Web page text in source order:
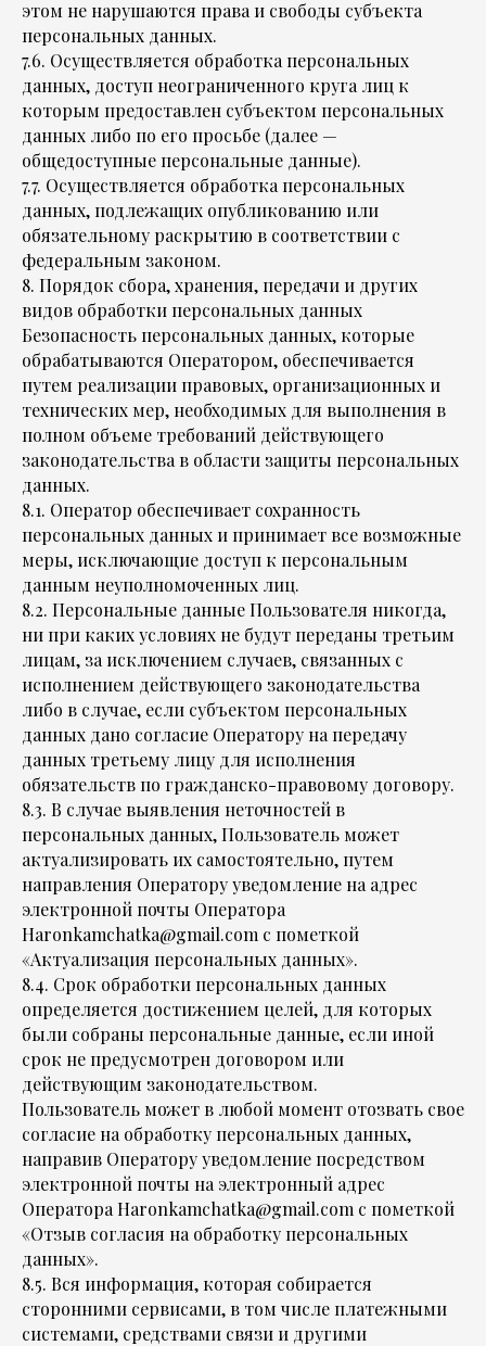
этом не нарушаются права и свободы субъекта
персональных данных.
7.6. Осуществляется обработка персональных
данных, доступ неограниченного круга лиц к
которым предоставлен субъектом персональных
данных либо по его просьбе (далее —
общедоступные персональные данные).
7.7. Осуществляется обработка персональных
данных, подлежащих опубликованию или
обязательному раскрытию в соответствии с
федеральным законом.
8. Порядок сбора, хранения, передачи и других
видов обработки персональных данных
Безопасность персональных данных, которые
обрабатываются Оператором, обеспечивается
путем реализации правовых, организационных и
технических мер, необходимых для выполнения в
полном объеме требований действующего
законодательства в области защиты персональных
данных.
8.1. Оператор обеспечивает сохранность
персональных данных и принимает все возможные
меры, исключающие доступ к персональным
данным неуполномоченных лиц.
8.2. Персональные данные Пользователя никогда,
ни при каких условиях не будут переданы третьим
лицам, за исключением случаев, связанных с
исполнением действующего законодательства
либо в случае, если субъектом персональных
данных дано согласие Оператору на передачу
данных третьему лицу для исполнения
обязательств по гражданско-правовому договору.
8.3. В случае выявления неточностей в
персональных данных, Пользователь может
актуализировать их самостоятельно, путем
направления Оператору уведомление на адрес
электронной почты Оператора
Haronkamchatka@gmail.com с пометкой
«Актуализация персональных данных».
8.4. Срок обработки персональных данных
определяется достижением целей, для которых
были собраны персональные данные, если иной
срок не предусмотрен договором или
действующим законодательством.
Пользователь может в любой момент отозвать свое
согласие на обработку персональных данных,
направив Оператору уведомление посредством
электронной почты на электронный адрес
Оператора Haronkamchatka@gmail.com с пометкой
«Отзыв согласия на обработку персональных
данных».
8.5. Вся информация, которая собирается
сторонними сервисами, в том числе платежными
системами, средствами связи и другими